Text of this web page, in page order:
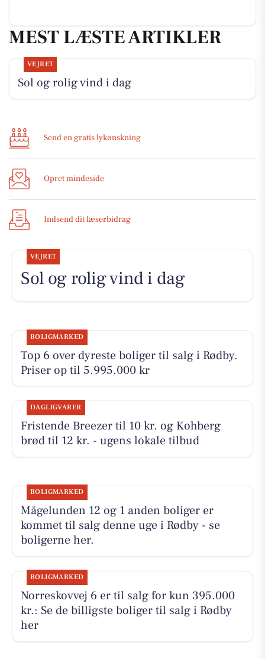
MEST LÆSTE ARTIKLER
VEJRET
Sol og rolig vind i dag
Send en gratis lykønskning
Opret mindeside
Indsend dit læserbidrag
VEJRET
Sol og rolig vind i dag
BOLIGMARKED
Top 6 over dyreste boliger til salg i Rødby.
Priser op til 5.995.000 kr
DAGLIGVARER
Fristende Breezer til 10 kr. og Kohberg
brød til 12 kr. - ugens lokale tilbud
BOLIGMARKED
Mågelunden 12 og 1 anden boliger er
kommet til salg denne uge i Rødby - se
boligerne her.
BOLIGMARKED
Norreskovvej 6 er til salg for kun 395.000
kr.: Se de billigste boliger til salg i Rødby
her